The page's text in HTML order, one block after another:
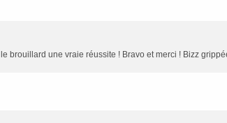
brouillard une vraie réussite ! Bravo et merci ! Bizz